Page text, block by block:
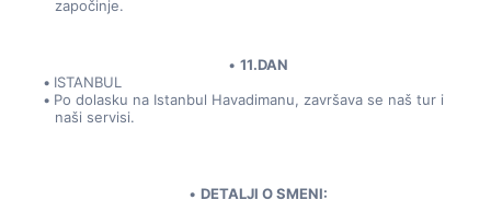
započinje.
11.DAN
ISTANBUL
Po dolasku na Istanbul Havadimanu, završava se naš tur i
naši servisi.
DETALJI O SMENI: